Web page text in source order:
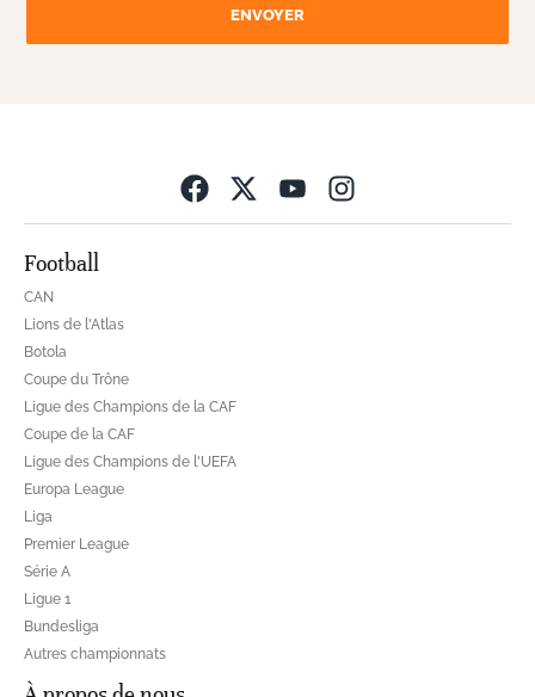
ENVOYER
Football
CAN
Lions de l'Atlas
Botola
Coupe du Trône
Ligue des Champions de la CAF
Coupe de la CAF
Ligue des Champions de l'UEFA
Europa League
Liga
Premier League
Série A
Ligue 1
Bundesliga
Autres championnats